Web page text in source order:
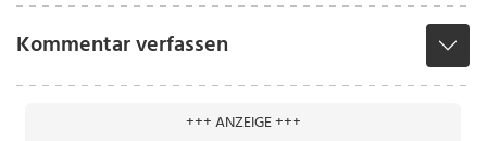
Kommentar verfassen
+++ ANZEIGE +++